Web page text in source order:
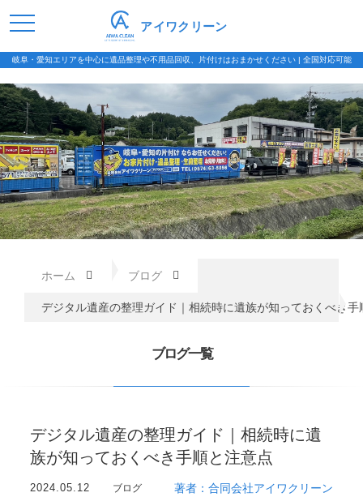
岐阜・愛知エリアを中心に遺品整理や不用品回収、片付けはおまかせください | 全国対応可能
アイワクリーン
ホーム ブログ
デジタル遺産の整理ガイド｜相続時に遺族が知っておくべき手
ブログ一覧
デジタル遺産の整理ガイド｜相続時に遺
族が知っておくべき手順と注意点
2024.05.12 ブログ 著者：合同会社アイワクリーン